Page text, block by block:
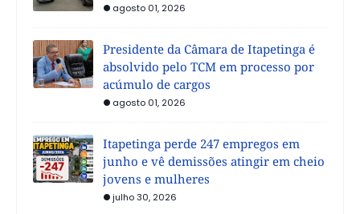
agosto 01, 2026
Presidente da Câmara de Itapetinga é
absolvido pelo TCM em processo por
acúmulo de cargos
agosto 01, 2026
Itapetinga perde 247 empregos em
junho e vê demissões atingir em cheio
jovens e mulheres
julho 30, 2026